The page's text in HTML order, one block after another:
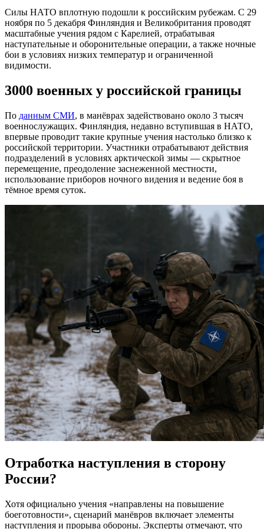
Силы НАТО вплотную подошли к российским рубежам. С 29
ноября по 5 декабря Финляндия и Великобритания проводят
масштабные учения рядом с Карелией, отрабатывая
наступательные и оборонительные операции, а также ночные
бои в условиях низких температур и ограниченной
видимости.
3000 военных у российской границы
По данным СМИ, в манёврах задействовано около 3 тысяч
военнослужащих. Финляндия, недавно вступившая в НАТО,
впервые проводит такие крупные учения настолько близко к
российской территории. Участники отрабатывают действия
подразделений в условиях арктической зимы — скрытное
перемещение, преодоление заснеженной местности,
использование приборов ночного видения и ведение боя в
тёмное время суток.
Отработка наступления в сторону
России?
Хотя официально учения «направлены на повышение
боеготовности», сценарий манёвров включает элементы
наступления и прорыва обороны. Эксперты отмечают, что